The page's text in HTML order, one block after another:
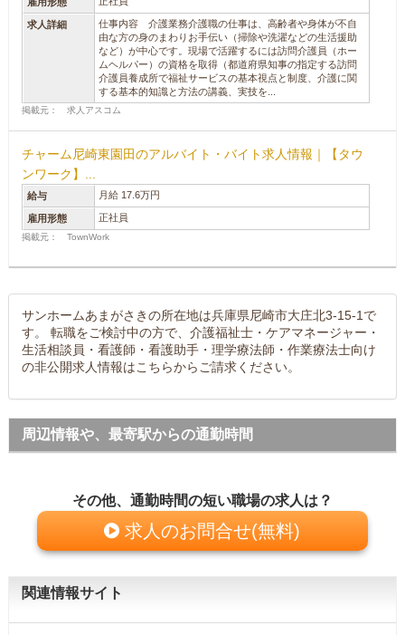
求人詳細
仕事内容 介護業務介護職の仕事は、高齢者や身体が不自
由な方の身のまわりお手伝い（掃除や洗濯などの生活援助
など）が中心です。現場で活躍するには訪問介護員（ホー
ムヘルパー）の資格を取得（都道府県知事の指定する訪問
介護員養成所で福祉サービスの基本視点と制度、介護に関
する基本的知識と方法の講義、実技を...
掲載元： 求人アスコム
チャーム尼崎東園田のアルバイト・バイト求人情報｜【タウ
ンワーク】...
給与 月給 17.6万円
雇用形態 正社員
掲載元： TownWork
サンホームあまがさきの所在地は兵庫県尼崎市大庄北3-15-1で
す。 転職をご検討中の方で、介護福祉士・ケアマネージャー・
生活相談員・看護師・看護助手・理学療法師・作業療法士向け
の非公開求人情報はこちらからご請求ください。
周辺情報や、最寄駅からの通勤時間
その他、通勤時間の短い職場の求人は？
求人のお問合せ(無料)
関連情報サイト